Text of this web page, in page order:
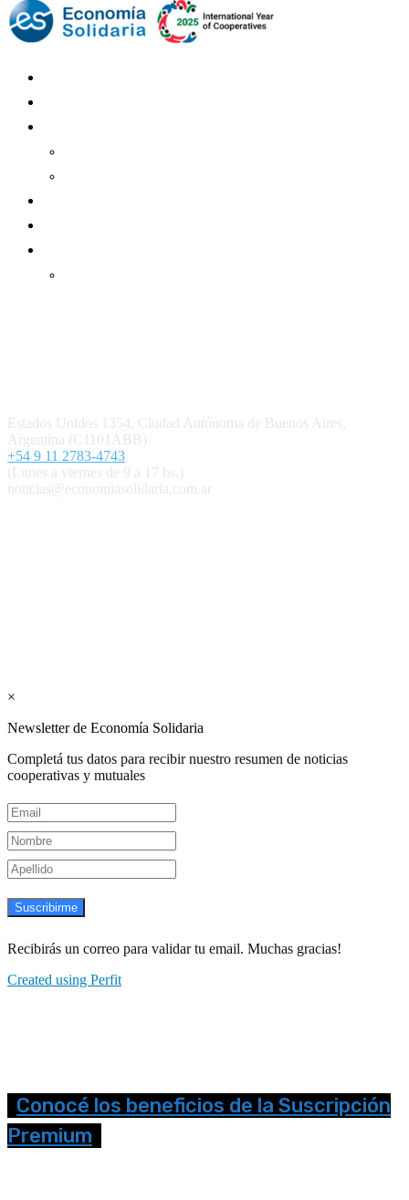
Estados Unidos 1354, Ciudad Autónoma de Buenos Aires,
Argentina (C1101ABB)
+54 9 11 2783-4743
(Lunes a viernes de 9 a 17 hs.)
noticias@economiasolidaria.com.ar
×
Newsletter de Economía Solidaria
Completá tus datos para recibir nuestro resumen de noticias
cooperativas y mutuales
Suscribirme
Recibirás un correo para validar tu email. Muchas gracias!
Created using Perfit
Conocé los beneficios de la Suscripción
Premium